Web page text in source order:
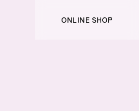
ONLINE SHOP